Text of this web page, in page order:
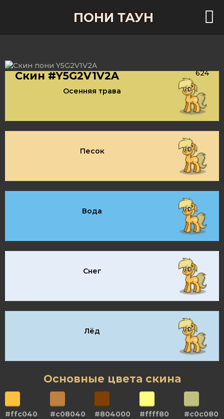
ПОНИ ТАУН
Скин #Y5G2V1V2A
624
Осенняя трава
Песок
Вода
Снег
Лёд
Основные цвета скина
#ffc040 #c08040 #804000 #ffff80 #c0c080